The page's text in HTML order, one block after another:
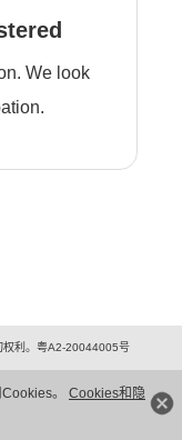
。 Cookies和隐
We look
利。粤A2-20044005号